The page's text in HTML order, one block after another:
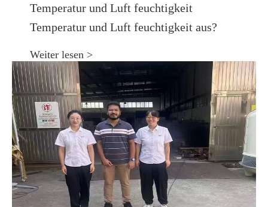
Temperatur und Luft feuchtigkeit
Temperatur und Luft feuchtigkeit aus?
Weiter lesen >